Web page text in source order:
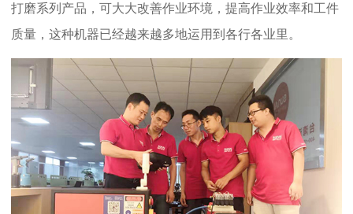
打磨系列产品，可大大改善作业环境，提高作业效率和工件
质量，这种机器已经越来越多地运用到各行各业里。